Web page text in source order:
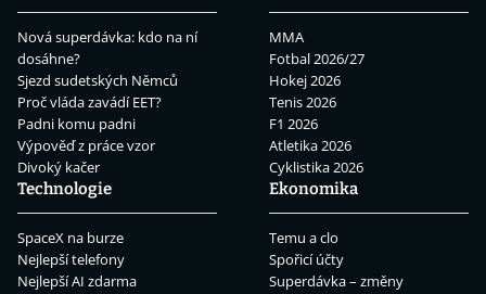
Nová superdávka: kdo na ní
dosáhne?
Sjezd sudetských Němců
Proč vláda zavádí EET?
Padni komu padni
Výpověď z práce vzor
Divoký kačer
MMA
Fotbal 2026/27
Hokej 2026
Tenis 2026
F1 2026
Atletika 2026
Cyklistika 2026
Technologie
SpaceX na burze
Nejlepší telefony
Nejlepší AI zdarma
Ekonomika
Temu a clo
Spořicí účty
Superdávka – změny